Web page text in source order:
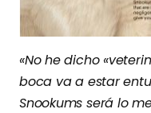
«No he dicho
boca va a estar
Snookums será lo